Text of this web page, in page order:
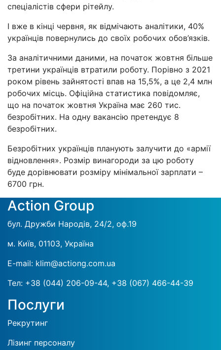
спеціалістів сфери рітейлу.
І вже в кінці червня, як відмічають аналітики, 40%
українців повернулись до своїх робочих обов’язків.
За аналітичними даними, на початок жовтня більше
третини українців втратили роботу. Порівно з 2021
роком рівень зайнятості впав на 15,5%, а це 2,4 млн
робочих місць. Офіційна статистика повідомляє,
що на початок жовтня Україна має 260 тис.
безробітних. На одну вакансію претендує 8
безробітних.
Безробітних українців планують залучити до «армії
відновлення». Розмір винагороди за цю роботу
буде дорівнювати розміру мінімальної зарплати –
6700 грн.
Action Group
бул. Дружби Народів, 24/2, оф.19
м. Київ, 01103, Україна
E-mail: klim@actiong.com.ua
Тел: +38 (044) 206-09-44, +38 (067) 466-44-39
Послуги
Рекрутинг
Лізинг персоналу